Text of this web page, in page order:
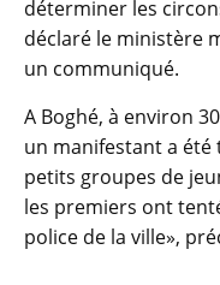
déterminer les
déclaré le ministère
un communiqué.
A Boghé, à environ
un manifestant a
petits groupes de
les premiers ont
police de la ville»,